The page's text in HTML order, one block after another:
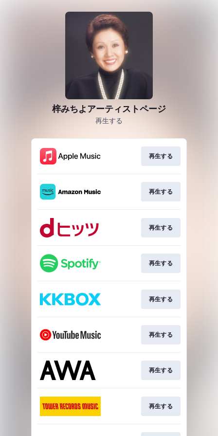
梓みちよアーティストページ
再生する
再生する
再生する
再生する
再生する
再生する
再生する
再生する
再生する